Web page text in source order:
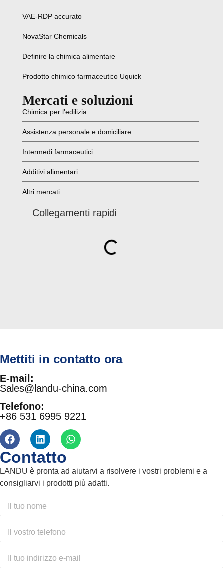
VAE-RDP accurato
NovaStar Chemicals
Definire la chimica alimentare
Prodotto chimico farmaceutico Uquick
Mercati e soluzioni
Chimica per l'edilizia
Assistenza personale e domiciliare
Intermedi farmaceutici
Additivi alimentari
Altri mercati
Collegamenti rapidi
Mettiti in contatto ora
E-mail:
Sales@landu-china.com
Telefono:
+86 531 6995 9221
Contatto
LANDU è pronta ad aiutarvi a risolvere i vostri problemi e a
consigliarvi i prodotti più adatti.